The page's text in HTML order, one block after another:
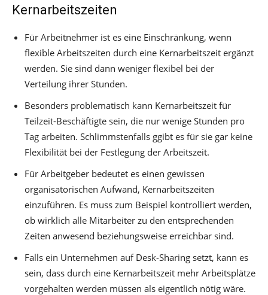
Kernarbeitszeiten
Für Arbeitnehmer ist es eine Einschränkung, wenn
flexible Arbeitszeiten durch eine Kernarbeitszeit ergänzt
werden. Sie sind dann weniger flexibel bei der
Verteilung ihrer Stunden.
Besonders problematisch kann Kernarbeitszeit für
Teilzeit-Beschäftigte sein, die nur wenige Stunden pro
Tag arbeiten. Schlimmstenfalls ggibt es für sie gar keine
Flexibilität bei der Festlegung der Arbeitszeit.
Für Arbeitgeber bedeutet es einen gewissen
organisatorischen Aufwand, Kernarbeitszeiten
einzuführen. Es muss zum Beispiel kontrolliert werden,
ob wirklich alle Mitarbeiter zu den entsprechenden
Zeiten anwesend beziehungsweise erreichbar sind.
Falls ein Unternehmen auf Desk-Sharing setzt, kann es
sein, dass durch eine Kernarbeitszeit mehr Arbeitsplätze
vorgehalten werden müssen als eigentlich nötig wäre.